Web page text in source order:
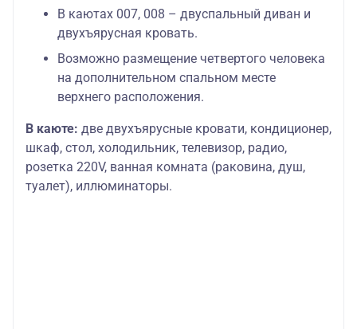
В каютах 007, 008 – двуспальный диван и
двухъярусная кровать.
Возможно размещение четвертого человека
на дополнительном спальном месте
верхнего расположения.
В каюте: две двухъярусные кровати, кондиционер,
шкаф, стол, холодильник, телевизор, радио,
розетка 220V, ванная комната (раковина, душ,
туалет), иллюминаторы.